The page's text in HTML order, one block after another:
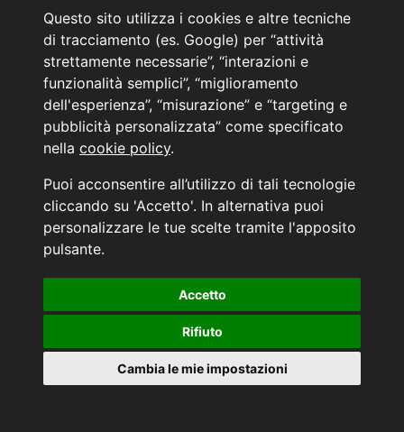
Questo sito utilizza i cookies e altre tecniche
di tracciamento (es. Google) per “attività
strettamente necessarie”, “interazioni e
funzionalità semplici”, “miglioramento
dell'esperienza”, “misurazione” e “targeting e
pubblicità personalizzata” come specificato
nella cookie policy.
Puoi acconsentire all’utilizzo di tali tecnologie
cliccando su 'Accetto'. In alternativa puoi
personalizzare le tue scelte tramite l'apposito
pulsante.
Accetto
Rifiuto
Cambia le mie impostazioni
Cilind. 1598
239cv / 132,4kW
PRONTA CONSEGNA
Bari, Monopoli e Trani
Listino € 41.900
€ 32.900
€ 900 di optionals inclusi
5 ANNI DI BOLLO GRATUITO AI RESIDENTI IN PUGLIA
5 ANNI DI GARANZIA A CHILOMETRAGGIO ILLIMITATO.
WHATSAPP